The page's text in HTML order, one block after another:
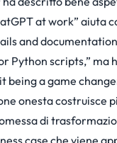
at work” aiuta
and
Python scripts,” ma
being a game
onesta costruisce
di
case che viene